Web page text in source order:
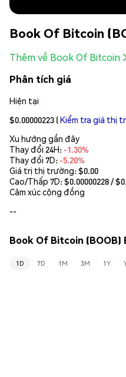
Book Of Bitcoin
Thêm về Book Of Bitcoin
Phân tích giá
Hiện tại
$0.00000223 (Kiểm tra giá thị
Xu hướng gần đây
Thay đổi 24H: -1.30%
Thay đổi 7D: -5.20%
Giá trị thị trường:$0.00
Cao/Thấp 7D: $0.00000228/ $
Cảm xúc cộng đồng
--
Book Of Bitcoin
1D 7D 1M 3M 1Y